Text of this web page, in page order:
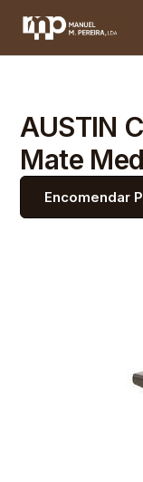
AUSTIN
Mate
Encomendar